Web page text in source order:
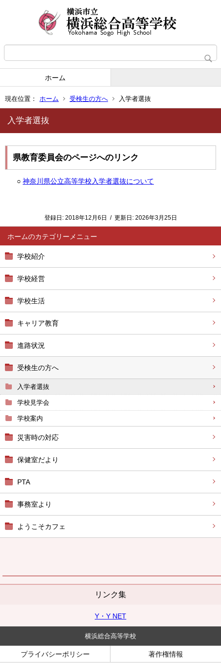
ホーム
現在位置： ホーム 受検生の方へ 入学者選抜
ホーム
学校紹介
学校経営
学校生活
キャリア教育
進路状況
受検生の方へ
入学者選抜
学校見学会
学校案内
災害時の対応
保健室だより
PTA
事務室より
ようこそカフェ
リンク集
Y・Y NET
入学者選抜
県教育委員会のページへのリンク
○ 神奈川県公立高等学校入学者選抜について
登録日: 2018年12月6日 / 更新日: 2026年3月25日
横浜総合高等学校
プライバシーポリシー 著作権情報